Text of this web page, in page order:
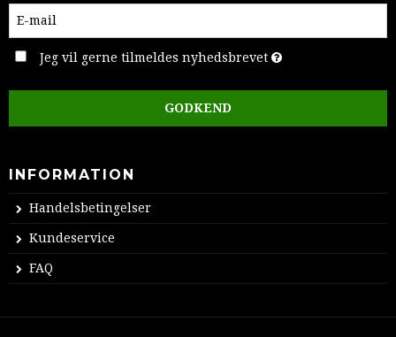
Jeg vil gerne tilmeldes nyhedsbrevet
GODKEND
INFORMATION
Handelsbetingelser
Kundeservice
FAQ